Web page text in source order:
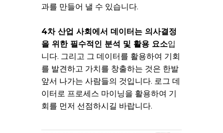
과를 만들어 낼 수 있습니다.
4차 산업 사회에서 데이터는 의사결정
을 위한 필수적인 분석 및 활용 요소입
니다. 그리고 그 데이터를 활용하여 기회
를 발견하고 가치를 창출하는 것은 한발
앞서 나가는 사람들의 것입니다. 로그 데
이터로 프로세스 마이닝을 활용하여 기
회를 먼저 선점하시길 바랍니다.